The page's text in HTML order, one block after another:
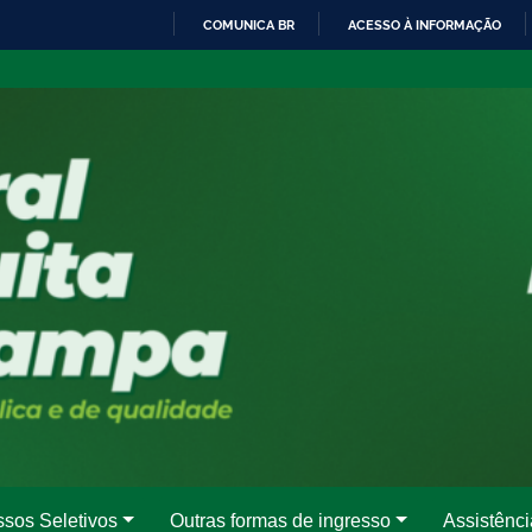
COMUNICA BR ACESSO À INFORMAÇÃO
Seletivos Outras formas de ingresso